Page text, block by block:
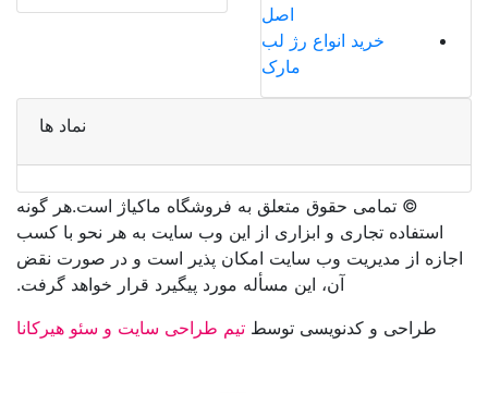
اصل
خرید انواع رژ لب
مارک
نماد ها
©️ تمامی حقوق متعلق به فروشگاه ماکیاژ است.هر گونه
استفاده تجاری و ابزاری از این وب سایت به هر نحو با کسب
اجازه از مدیریت وب سایت امکان پذیر است و در صورت نقض
آن، این مسأله مورد پیگیرد قرار خواهد گرفت.
طراحی و کدنویسی توسط تیم طراحی سایت و سئو هیرکانا